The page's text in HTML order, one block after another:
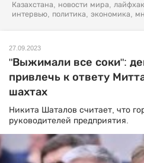
Казахстана, новости мира,
интервью, политика, экономика,
27.09.2023
"Выжимали все соки":
привлечь к ответу
шахтах
Никита Шаталов считает, что
руководителей предприятия.